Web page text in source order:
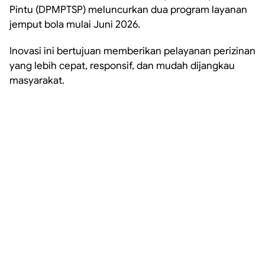
Pintu (DPMPTSP) meluncurkan dua program layanan
jemput bola mulai Juni 2026.
Inovasi ini bertujuan memberikan pelayanan perizinan
yang lebih cepat, responsif, dan mudah dijangkau
masyarakat.